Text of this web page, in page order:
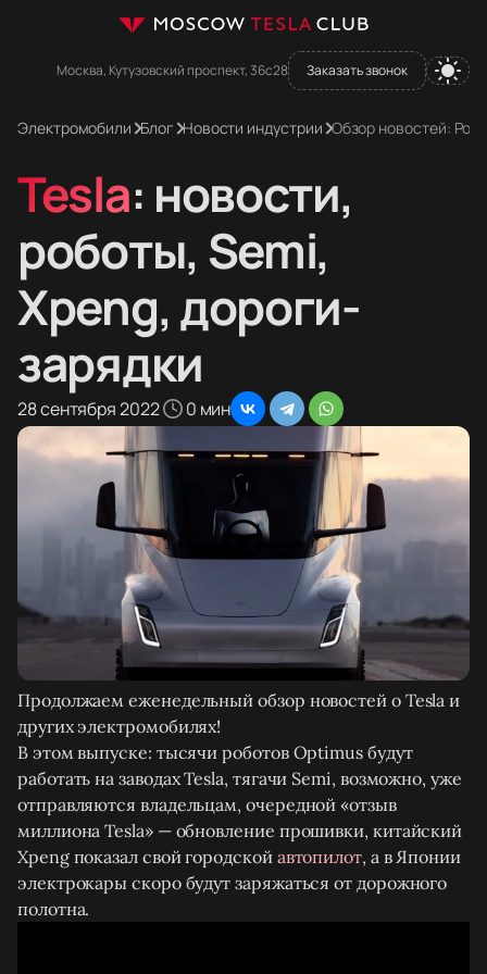
Москва, Кутузовский проспект, 36с28 Заказать звонок
Электромобили Блог Новости индустрии Обзор новостей:
Tesla: новости,
роботы, Semi,
Xpeng, дороги-
зарядки
28 сентября 2022 0 мин
Продолжаем еженедельный обзор новостей о Tesla и
других электромобилях!
В этом выпуске: тысячи роботов Optimus будут
работать на заводах Tesla, тягачи Semi, возможно, уже
отправляются владельцам, очередной «отзыв
миллиона Tesla» — обновление прошивки, китайский
Xpeng показал свой городской автопилот, а в Японии
электрокары скоро будут заряжаться от дорожного
полотна.